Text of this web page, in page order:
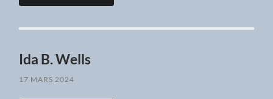
Ida B. Wells
17 MARS 2024